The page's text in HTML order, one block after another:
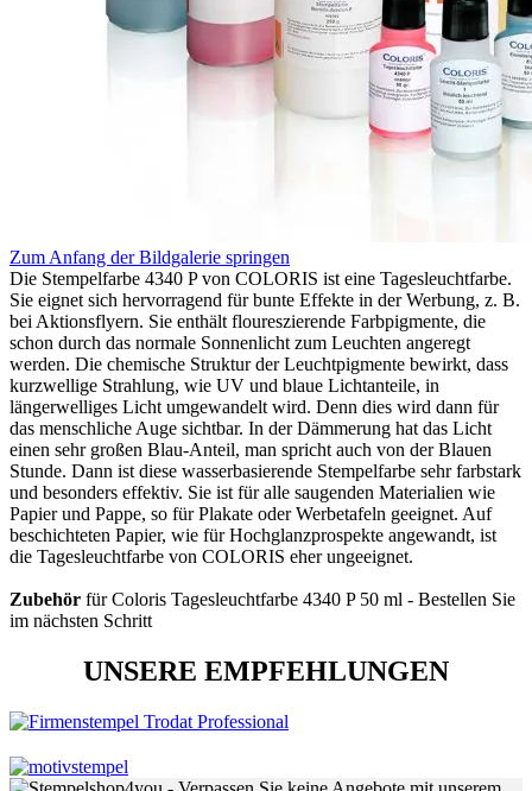
Zum Anfang der Bildgalerie springen
Die Stempelfarbe 4340 P von COLORIS ist eine Tagesleuchtfarbe.
Sie eignet sich hervorragend für bunte Effekte in der Werbung, z. B.
bei Aktionsflyern. Sie enthält floureszierende Farbpigmente, die
schon durch das normale Sonnenlicht zum Leuchten angeregt
werden. Die chemische Struktur der Leuchtpigmente bewirkt, dass
kurzwellige Strahlung, wie UV und blaue Lichtanteile, in
längerwelliges Licht umgewandelt wird. Denn dies wird dann für
das menschliche Auge sichtbar. In der Dämmerung hat das Licht
einen sehr großen Blau-Anteil, man spricht auch von der Blauen
Stunde. Dann ist diese wasserbasierende Stempelfarbe sehr farbstark
und besonders effektiv. Sie ist für alle saugenden Materialien wie
Papier und Pappe, so für Plakate oder Werbetafeln geeignet. Auf
beschichteten Papier, wie für Hochglanzprospekte angewandt, ist
die Tagesleuchtfarbe von COLORIS eher ungeeignet.
Zubehör für Coloris Tagesleuchtfarbe 4340 P 50 ml - Bestellen Sie
im nächsten Schritt
UNSERE EMPFEHLUNGEN